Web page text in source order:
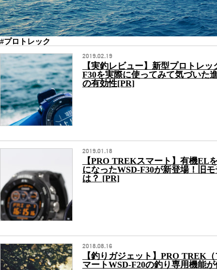
#プロトレック
2019.02.19
【実釣レビュー】新型プロトレ
F30を実際に使ってみて気づいた
の有効性[PR]
2019.01.18
【PRO TREKスマート】有機EL
になったWSD-F30が新登場！旧
は？ [PR]
2018.08.16
【釣りガジェット】PRO TREK
マートWSD-F20の釣り専用機能